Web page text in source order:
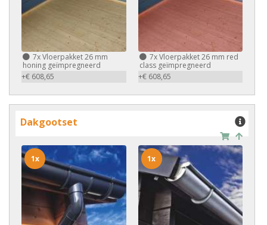
7xVloerpakket 26 mm
honing geïmpregneerd
+€ 608,65
7xVloerpakket 26 mm red
class geïmpregneerd
+€ 608,65
Dakgootset
1x 1x